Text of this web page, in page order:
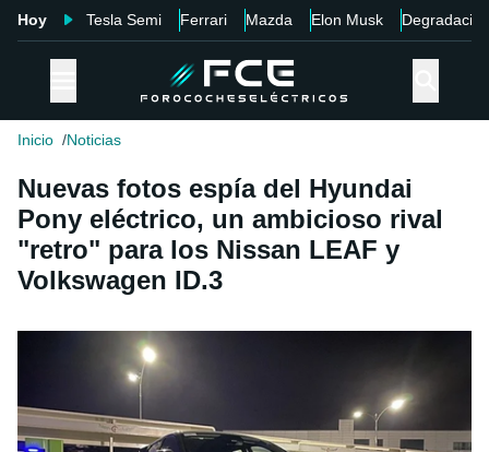
Hoy Tesla Semi Ferrari Mazda Elon Musk Degradación
Inicio Noticias
Nuevas fotos espía del Hyundai
Pony eléctrico, un ambicioso rival
"retro" para los Nissan LEAF y
Volkswagen ID.3